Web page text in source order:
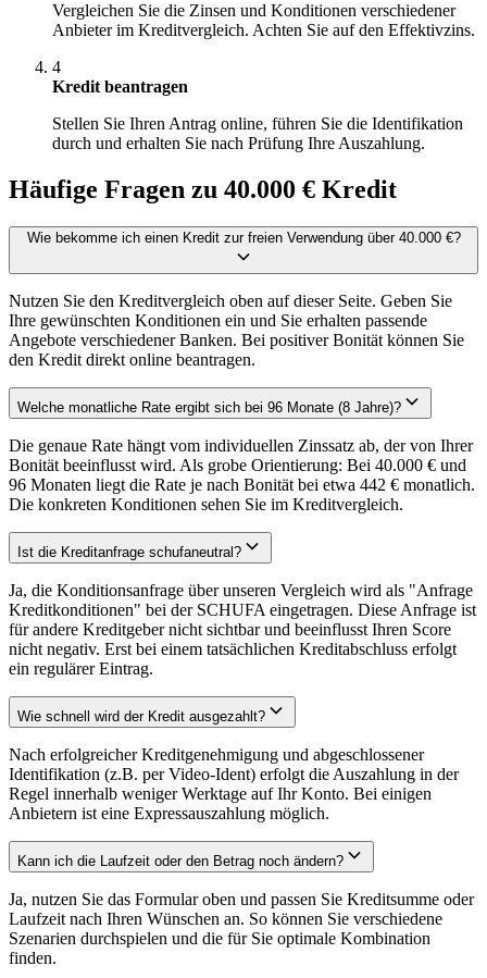
Vergleichen Sie die Zinsen und Konditionen verschiedener
Anbieter im Kreditvergleich. Achten Sie auf den Effektivzins.
4
Kredit beantragen
Stellen Sie Ihren Antrag online, führen Sie die Identifikation
durch und erhalten Sie nach Prüfung Ihre Auszahlung.
Häufige Fragen zu 40.000 € Kredit
Wie bekomme ich einen Kredit zur freien Verwendung über 40.000 €?
Nutzen Sie den Kreditvergleich oben auf dieser Seite. Geben Sie
Ihre gewünschten Konditionen ein und Sie erhalten passende
Angebote verschiedener Banken. Bei positiver Bonität können Sie
den Kredit direkt online beantragen.
Welche monatliche Rate ergibt sich bei 96 Monate (8 Jahre)?
Die genaue Rate hängt vom individuellen Zinssatz ab, der von Ihrer
Bonität beeinflusst wird. Als grobe Orientierung: Bei 40.000 € und
96 Monaten liegt die Rate je nach Bonität bei etwa 442 € monatlich.
Die konkreten Konditionen sehen Sie im Kreditvergleich.
Ist die Kreditanfrage schufaneutral?
Ja, die Konditionsanfrage über unseren Vergleich wird als "Anfrage
Kreditkonditionen" bei der SCHUFA eingetragen. Diese Anfrage ist
für andere Kreditgeber nicht sichtbar und beeinflusst Ihren Score
nicht negativ. Erst bei einem tatsächlichen Kreditabschluss erfolgt
ein regulärer Eintrag.
Wie schnell wird der Kredit ausgezahlt?
Nach erfolgreicher Kreditgenehmigung und abgeschlossener
Identifikation (z.B. per Video-Ident) erfolgt die Auszahlung in der
Regel innerhalb weniger Werktage auf Ihr Konto. Bei einigen
Anbietern ist eine Expressauszahlung möglich.
Kann ich die Laufzeit oder den Betrag noch ändern?
Ja, nutzen Sie das Formular oben und passen Sie Kreditsumme oder
Laufzeit nach Ihren Wünschen an. So können Sie verschiedene
Szenarien durchspielen und die für Sie optimale Kombination
finden.